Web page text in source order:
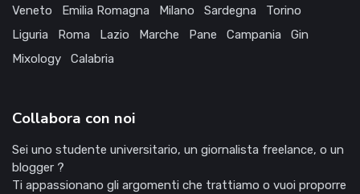
Veneto
Emilia Romagna Milano Sardegna
Torino
Liguria
Roma Lazio Marche Pane Campania
Gin
Mixology
Calabria
Collabora con noi
Sei uno studente universitario, un giornalista freelance, o un
blogger ?
Ti appassionano gli argomenti che trattiamo o vuoi proporre